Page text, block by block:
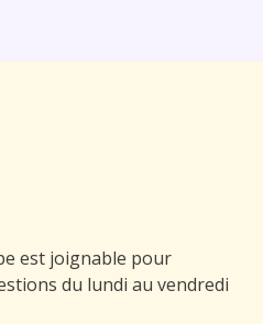
est joignable pour
du lundi au vendredi